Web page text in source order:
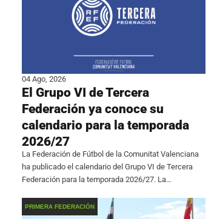
04 Ago, 2026
El Grupo VI de Tercera
Federación ya conoce su
calendario para la temporada
2026/27
La Federación de Fútbol de la Comunitat Valenciana
ha publicado el calendario del Grupo VI de Tercera
Federación para la temporada 2026/27. La
septiembre y finalizará el 9 de mayo.
PRIMERA FEDERACIÓN